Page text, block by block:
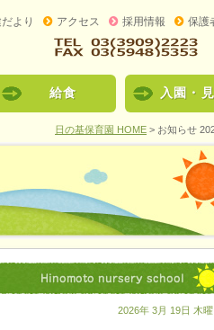
より アクセス 採用情報 保護
給食 入園・
日の基保育園 HOME > お知らせ
2026年 3月 19日 木曜